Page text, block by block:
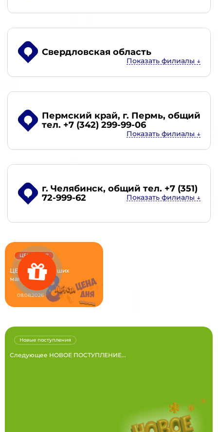
Свердловская область
Пермский край, г. Пермь, общий
тел. +7 (342) 299-99-06
г. Челябинск, общий тел. +7 (351)
72-999-62
ЦЕНА ДНЯ в наших
магазинах...
ЦЕНА ДНЯ!
08.08.2026
Следующее НОВОЕ ПОСТУПЛЕНИЕ...
Новые поступления